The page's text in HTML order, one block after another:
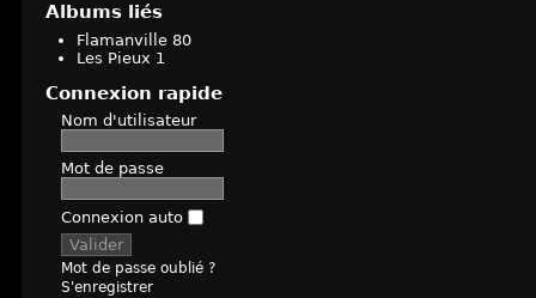
Albums liés
Flamanville 80
Les Pieux 1
Connexion rapide
Nom d'utilisateur
Mot de passe
Connexion auto
Mot de passe oublié ?
S'enregistrer